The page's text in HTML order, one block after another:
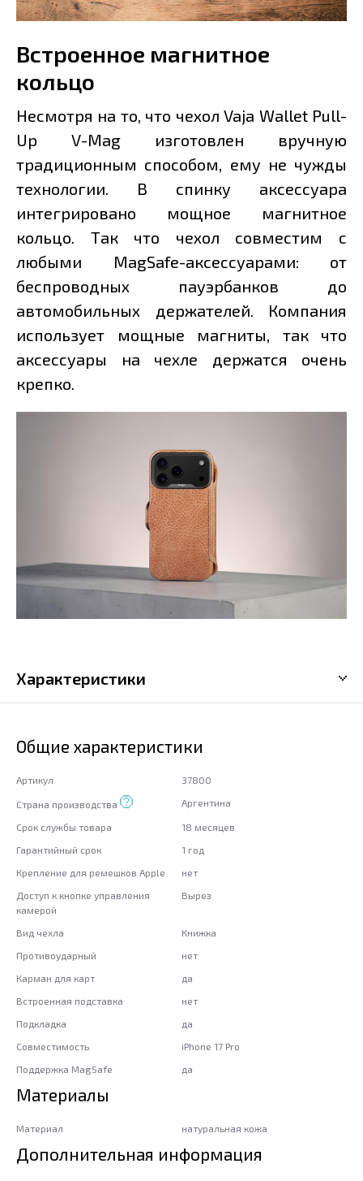
Встроенное магнитное
кольцо
Несмотря на то, что чехол Vaja Wallet Pull-
Up V-Mag изготовлен вручную
традиционным способом, ему не чужды
технологии. В спинку аксессуара
интегрировано мощное магнитное
кольцо. Так что чехол совместим с
любыми MagSafe-аксессуарами: от
беспроводных пауэрбанков до
автомобильных держателей. Компания
использует мощные магниты, так что
аксессуары на чехле держатся очень
крепко.
Характеристики
Общие характеристики
Артикул 37800
Страна производства Аргентина
Срок службы товара
18 месяцев
Гарантийный срок
1 год
Крепление для ремешков Apple
нет
Доступ к кнопке управления
камерой
Вырез
Вид чехла
Книжка
Противоударный
нет
Карман для карт
да
Встроенная подставка
нет
Подкладка
да
Совместимость
iPhone 17 Pro
Поддержка MagSafe
да
Материалы
Материал натуральная кожа
Дополнительная информация